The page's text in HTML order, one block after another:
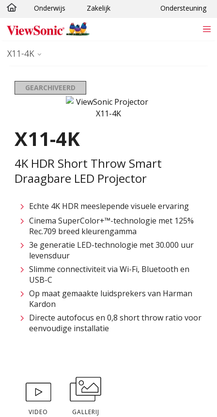
Ga naar hoofdinhoud
Onderwijs Zakelijk Ondersteuning
X11-4K
GEARCHIVEERD
X11-4K
4K HDR Short Throw Smart
Draagbare LED Projector
Echte 4K HDR meeslepende visuele ervaring
Cinema SuperColor+™-technologie met 125%
Rec.709 breed kleurengamma
3e generatie LED-technologie met 30.000 uur
levensduur
Slimme connectiviteit via Wi-Fi, Bluetooth en
USB-C
Op maat gemaakte luidsprekers van Harman
Kardon
Directe autofocus en 0,8 short throw ratio voor
eenvoudige installatie
VIDEO GALLERIJ